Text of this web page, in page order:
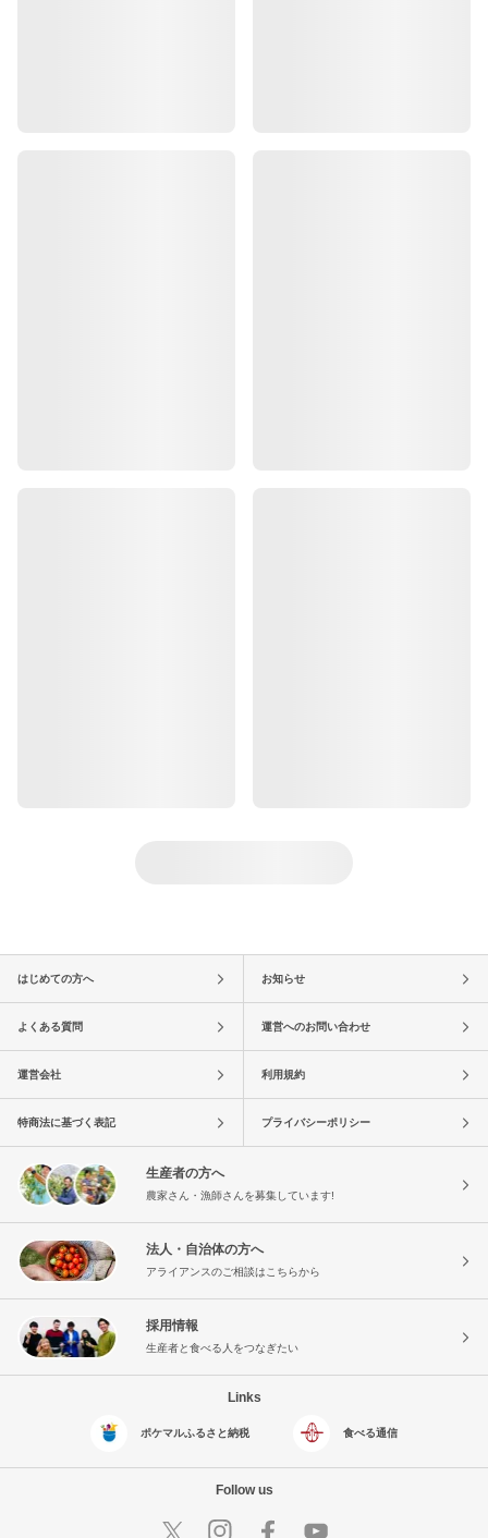
はじめての方へ お知らせ
よくある質問 運営へのお問い合わせ
運営会社 利用規約
特商法に基づく表記 プライバシーポリシー
生産者の方へ
農家さん・漁師さんを募集しています!
法人・自治体の方へ
アライアンスのご相談はこちらから
採用情報
生産者と食べる人をつなぎたい
Links
ポケマルふるさと納税 食べる通信
Follow us